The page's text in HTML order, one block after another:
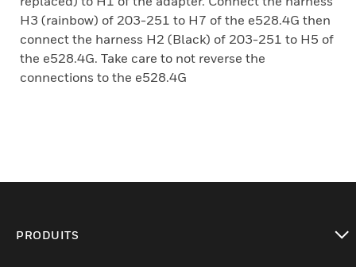
H3 (rainbow) of 203-251 to H7 of the e528.4G then
connect the harness H2 (Black) of 203-251 to H5 of
the e528.4G. Take care to not reverse the
connections to the e528.4G
PRODUITS